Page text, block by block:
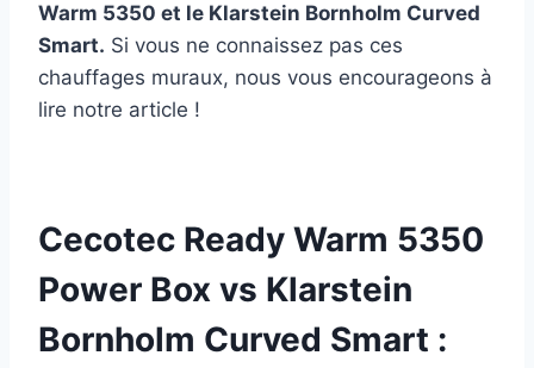
Warm 5350 et le Klarstein Bornholm Curved
Smart. Si vous ne connaissez pas ces
chauffages muraux, nous vous encourageons à
lire notre article !
Cecotec Ready Warm 5350
Power Box vs Klarstein
Bornholm Curved Smart :